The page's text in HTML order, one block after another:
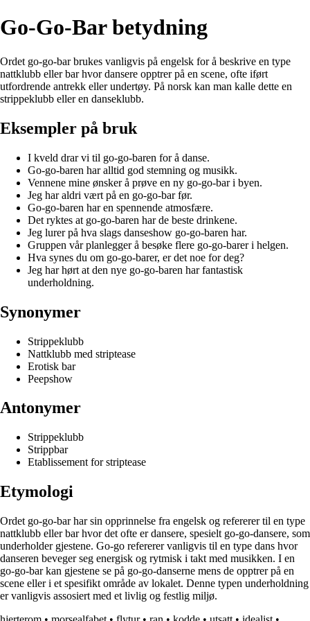
Go-Go-Bar betydning
Ordet go-go-bar brukes vanligvis på engelsk for å beskrive en type
nattklubb eller bar hvor dansere opptrer på en scene, ofte iført
utfordrende antrekk eller undertøy. På norsk kan man kalle dette en
strippeklubb eller en danseklubb.
Eksempler på bruk
I kveld drar vi til go-go-baren for å danse.
Go-go-baren har alltid god stemning og musikk.
Vennene mine ønsker å prøve en ny go-go-bar i byen.
Jeg har aldri vært på en go-go-bar før.
Go-go-baren har en spennende atmosfære.
Det ryktes at go-go-baren har de beste drinkene.
Jeg lurer på hva slags danseshow go-go-baren har.
Gruppen vår planlegger å besøke flere go-go-barer i helgen.
Hva synes du om go-go-barer, er det noe for deg?
Jeg har hørt at den nye go-go-baren har fantastisk
underholdning.
Synonymer
Strippeklubb
Nattklubb med striptease
Erotisk bar
Peepshow
Antonymer
Strippeklubb
Strippbar
Etablissement for striptease
Etymologi
Ordet go-go-bar har sin opprinnelse fra engelsk og refererer til en type
nattklubb eller bar hvor det ofte er dansere, spesielt go-go-dansere, som
underholder gjestene. Go-go refererer vanligvis til en type dans hvor
danseren beveger seg energisk og rytmisk i takt med musikken. I en
go-go-bar kan gjestene se på go-go-danserne mens de opptrer på en
scene eller i et spesifikt område av lokalet. Denne typen underholdning
er vanligvis assosiert med et livlig og festlig miljø.